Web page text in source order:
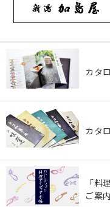
カタ
カタ
「料
ご案